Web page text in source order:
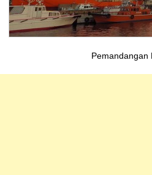
Pemandangan